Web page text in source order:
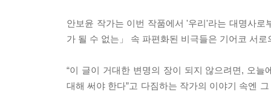
안보윤 작가는 이번 작품에서 '우리'라는 대명사
가 될 수 없는」 속 파편화된 비극들은 기어코 서
“이 글이 거대한 변명의 장이 되지 않으려면, 오
대해 써야 한다”고 다짐하는 작가의 이야기 속엔